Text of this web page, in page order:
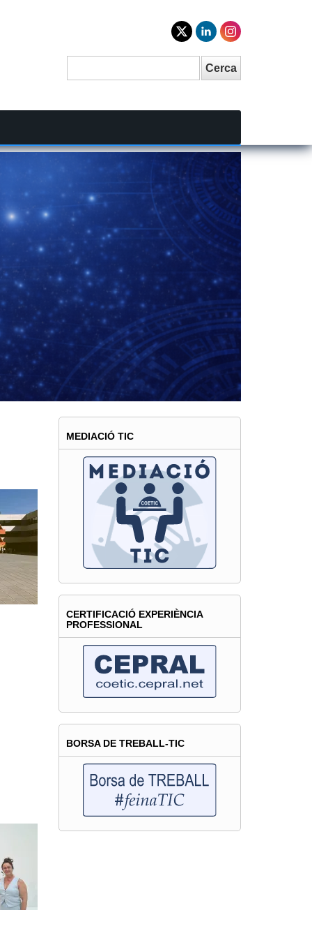
Cerca
MEDIACIÓ TIC
CERTIFICACIÓ EXPERIÈNCIA
PROFESSIONAL
BORSA DE TREBALL-TIC